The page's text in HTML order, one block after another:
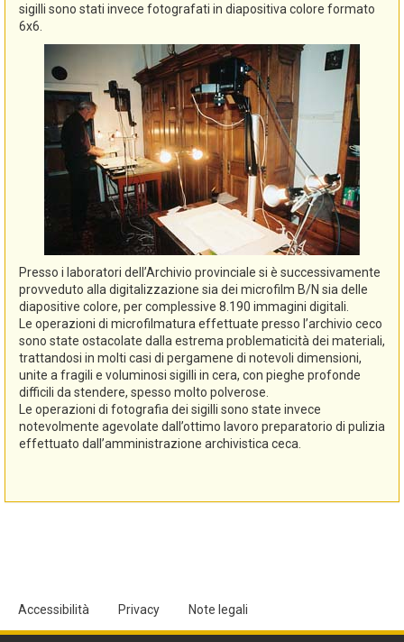
sigilli sono stati invece fotografati in diapositiva colore formato
6x6.
Presso i laboratori dell’Archivio provinciale si è successivamente
provveduto alla digitalizzazione sia dei microfilm B/N sia delle
diapositive colore, per complessive 8.190 immagini digitali.
Le operazioni di microfilmatura effettuate presso l’archivio ceco
sono state ostacolate dalla estrema problematicità dei materiali,
trattandosi in molti casi di pergamene di notevoli dimensioni,
unite a fragili e voluminosi sigilli in cera, con pieghe profonde
difficili da stendere, spesso molto polverose.
Le operazioni di fotografia dei sigilli sono state invece
notevolmente agevolate dall’ottimo lavoro preparatorio di pulizia
effettuato dall’amministrazione archivistica ceca.
Accessibilità Privacy Note legali